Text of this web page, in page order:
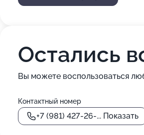
Остались
Вы можете воспользоваться
Контактный номер
+7 (981) 427-26-... Показать